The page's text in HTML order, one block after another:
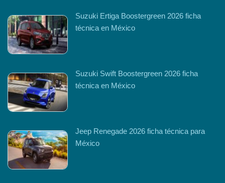
Suzuki Ertiga Boostergreen 2026 ficha
técnica en México
Suzuki Swift Boostergreen 2026 ficha
técnica en México
Jeep Renegade 2026 ficha técnica para
México